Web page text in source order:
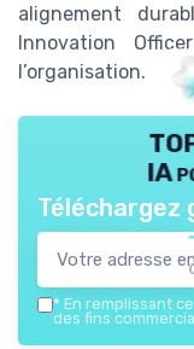
alignement
Innovation
l’organisation.
IA
* En remplissant
des fins